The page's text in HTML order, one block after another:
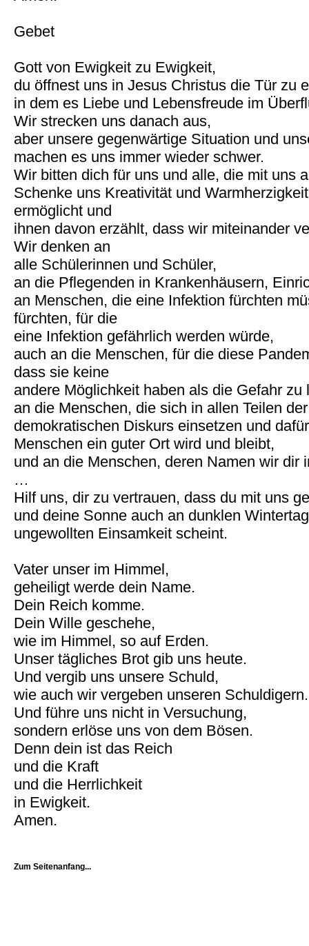
Gebet
Gott von Ewigkeit zu Ewigkeit,
du öffnest uns in Jesus Christus die Tür zu
in dem es Liebe und Lebensfreude im
Wir strecken uns danach aus,
aber unsere gegenwärtige Situation und
machen es uns immer wieder schwer.
Wir bitten dich für uns und alle, die mit uns
Schenke uns Kreativität und
ermöglicht und
ihnen davon erzählt, dass wir miteinander
Wir denken an
alle Schülerinnen und Schüler,
an die Pflegenden in Krankenhäusern,
an Menschen, die eine Infektion fürchten
fürchten, für die
eine Infektion gefährlich werden würde,
auch an die Menschen, für die diese
dass sie keine
andere Möglichkeit haben als die Gefahr zu
an die Menschen, die sich in allen Teilen
demokratischen Diskurs einsetzen und
Menschen ein guter Ort wird und bleibt,
und an die Menschen, deren Namen wir dir
…
Hilf uns, dir zu vertrauen, dass du mit uns
und deine Sonne auch an dunklen
ungewollten Einsamkeit scheint.
Vater unser im Himmel,
geheiligt werde dein Name.
Dein Reich komme.
Dein Wille geschehe,
wie im Himmel, so auf Erden.
Unser tägliches Brot gib uns heute.
Und vergib uns unsere Schuld,
wie auch wir vergeben unseren Schuldigern.
Und führe uns nicht in Versuchung,
sondern erlöse uns von dem Bösen.
Denn dein ist das Reich
und die Kraft
und die Herrlichkeit
in Ewigkeit.
Amen.
Zum Seitenanfang...